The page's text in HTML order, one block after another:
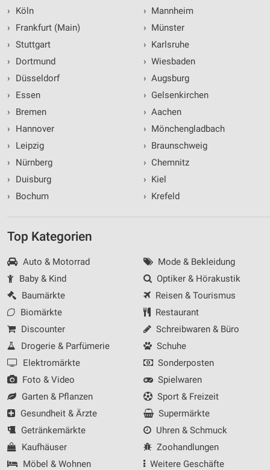
›
Köln
›
Frankfurt (Main)
› Stuttgart
›
Dortmund
›
Düsseldorf
›
Essen
›
Bremen
›
Hannover
›
Leipzig
›
Nürnberg
›
Duisburg
›
Bochum
› Mannheim
› Münster
› Karlsruhe
› Wiesbaden
› Augsburg
› Gelsenkirchen
› Aachen
› Mönchengladbach
› Braunschweig
› Chemnitz
› Kiel
› Krefeld
Top Kategorien
Auto & Motorrad
Baby & Kind
Baumärkte
Biomärkte
Discounter
Drogerie & Parfümerie
Elektromärkte
Foto & Video
Garten & Pflanzen
Gesundheit & Ärzte
Getränkemärkte
Kaufhäuser
Möbel & Wohnen
Mode & Bekleidung
Optiker & Hörakustik
Reisen & Tourismus
Restaurant
Schreibwaren & Büro
Schuhe
Sonderposten
Spielwaren
Sport & Freizeit
Supermärkte
Uhren & Schmuck
Zoohandlungen
Weitere Geschäfte